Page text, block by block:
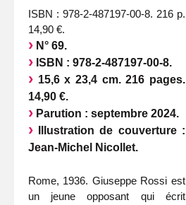
ISBN : 978-2-487197-00-8. 216 p.
14,90 €.
N° 69.
ISBN : 978-2-487197-00-8.
15,6 x 23,4 cm. 216 pages.
14,90 €.
Parution : septembre 2024.
Illustration de couverture :
Jean-Michel Nicollet.
Rome, 1936. Giuseppe Rossi est
un jeune opposant qui écrit